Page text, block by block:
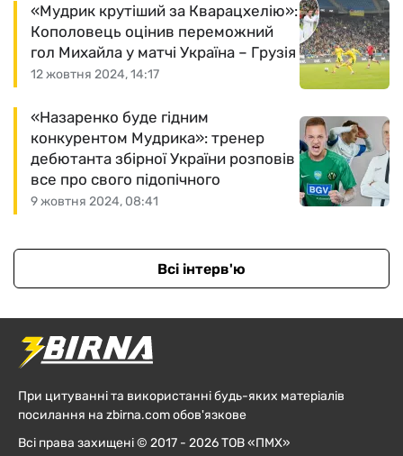
12 жовтня 2024, 14:17
«Мудрик крутіший за Кварацхелію»:
Кополовець оцінив переможний
гол Михайла у матчі Україна – Грузія
9 жовтня 2024, 08:41
«Назаренко буде гідним
конкурентом Мудрика»: тренер
дебютанта збірної України розповів
все про свого підопічного
Всі інтерв'ю
При цитуванні та використанні будь-яких матеріалів
посилання на zbirna.com обов'язкове
Всі права захищені © 2017 - 2026 ТОВ «ПМХ»